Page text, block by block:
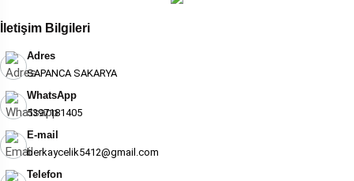
İletişim Bilgileri
Adres
SAPANCA SAKARYA
WhatsApp
5397181405
E-mail
berkaycelik5412@gmail.com
Telefon